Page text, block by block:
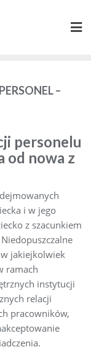
–
personelu
od nowa z
i w jego
z szacunkiem
jakiejkolwiek
ramach
instytucji
relacji
pracowników,